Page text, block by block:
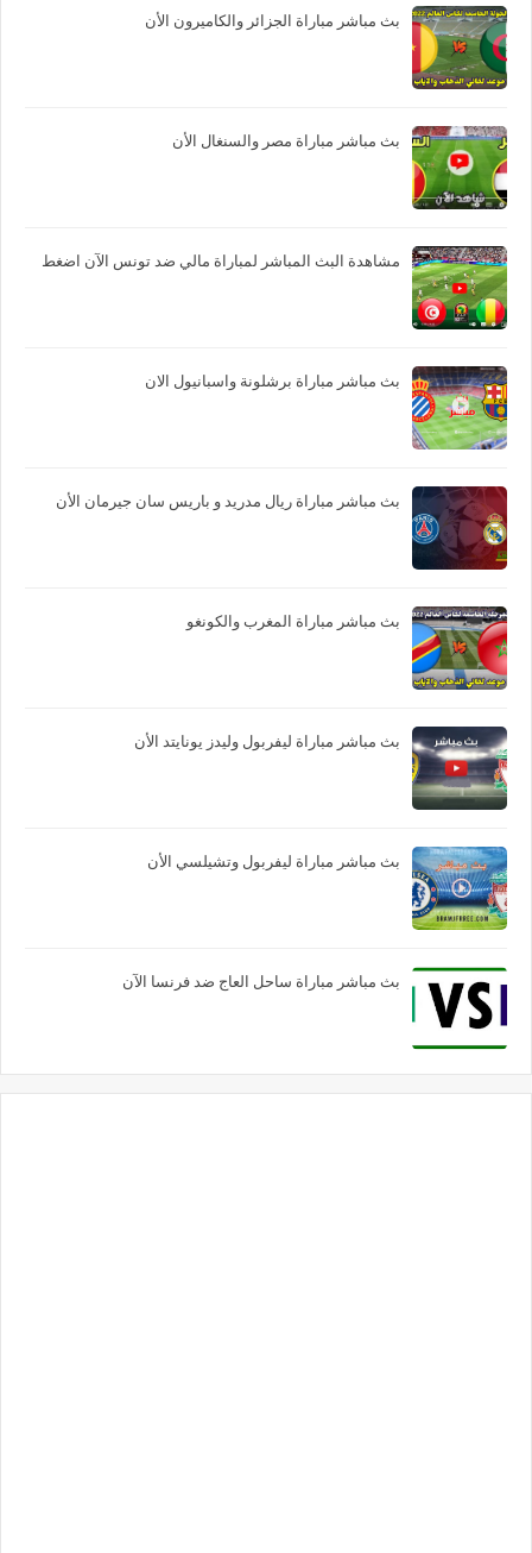
بث مباشر مباراة الجزائر والكاميرون الأن
بث مباشر مباراة مصر والسنغال الأن
مشاهدة البث المباشر لمباراة مالي ضد تونس الآن اضغط
بث مباشر مباراة برشلونة واسبانيول الان
بث مباشر مباراة ريال مدريد و باريس سان جيرمان الأن
بث مباشر مباراة المغرب والكونغو
بث مباشر مباراة ليفربول وليدز يونايتد الأن
بث مباشر مباراة ليفربول وتشيلسي الأن
بث مباشر مباراة ساحل العاج ضد فرنسا الآن